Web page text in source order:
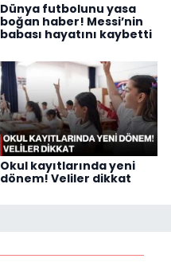
Dünya futbolunu yasa
boğan haber! Messi’nin
babası hayatını kaybetti
Okul kayıtlarında yeni
dönem! Veliler dikkat